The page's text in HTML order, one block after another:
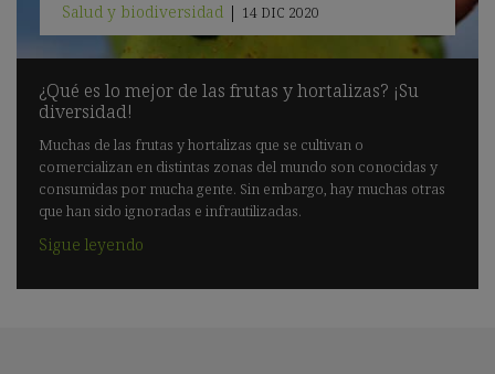
Salud y biodiversidad | 14 DIC 2020
¿Qué es lo mejor de las frutas y hortalizas? ¡Su
diversidad!
Muchas de las frutas y hortalizas que se cultivan o
comercializan en distintas zonas del mundo son conocidas y
consumidas por mucha gente. Sin embargo, hay muchas otras
que han sido ignoradas e infrautilizadas.
Sigue leyendo